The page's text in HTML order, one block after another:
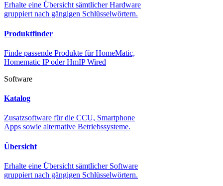
Erhalte eine Übersicht sämtlicher Hardware
gruppiert nach gängigen Schlüsselwörtern.
Produktfinder
Finde passende Produkte für HomeMatic,
Homematic IP oder HmIP Wired
Software
Katalog
Zusatzsoftware für die CCU, Smartphone
Apps sowie alternative Betriebssysteme.
Übersicht
Erhalte eine Übersicht sämtlicher Software
gruppiert nach gängigen Schlüsselwörtern.